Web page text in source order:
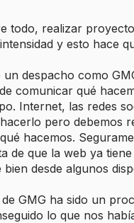
todo, realizar
y esto hace
despacho como
comunicar qué
Internet, las redes
pero debemos
hacemos.
de que la web ya
desde algunos
GMG ha sido un
lo que nos